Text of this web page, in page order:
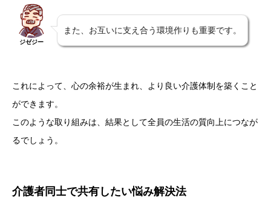
ジゼジー
また、お互いに支え合う環境作りも重要です。
これによって、心の余裕が生まれ、より良い介護体制を築くこと
ができます。
このような取り組みは、結果として全員の生活の質向上につなが
るでしょう。
介護者同士で共有したい悩み解決法